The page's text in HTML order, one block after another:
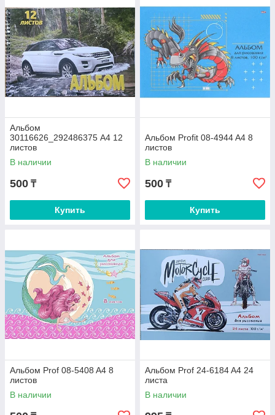
Альбом
30116626_292486375 A4 12
листов
В наличии
500 ₸
Купить
Альбом Profit 08-4944 A4 8
листов
В наличии
500 ₸
Купить
Альбом Prof 08-5408 A4 8
листов
В наличии
Альбом Prof 24-6184 A4 24
листа
В наличии